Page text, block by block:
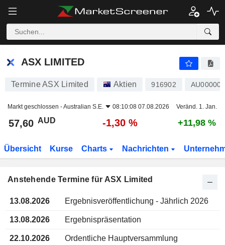
ASX LIMITED
ASX LIMITED
Termine ASX Limited Aktien 916902
Markt geschlossen -Australian S.E. 08:10:08 07.08.2026 Veränd. 1. Jan.
57,60 AUD -1,30 % +11,98 %
Übersicht Kurse Charts Nachrichten
Anstehende Termine für ASX Limited
13.08.2026 Ergebnisveröffentlichung - Jährlich 2026
13.08.2026 Ergebnispräsentation
22.10.2026 Ordentliche Hauptversammlung